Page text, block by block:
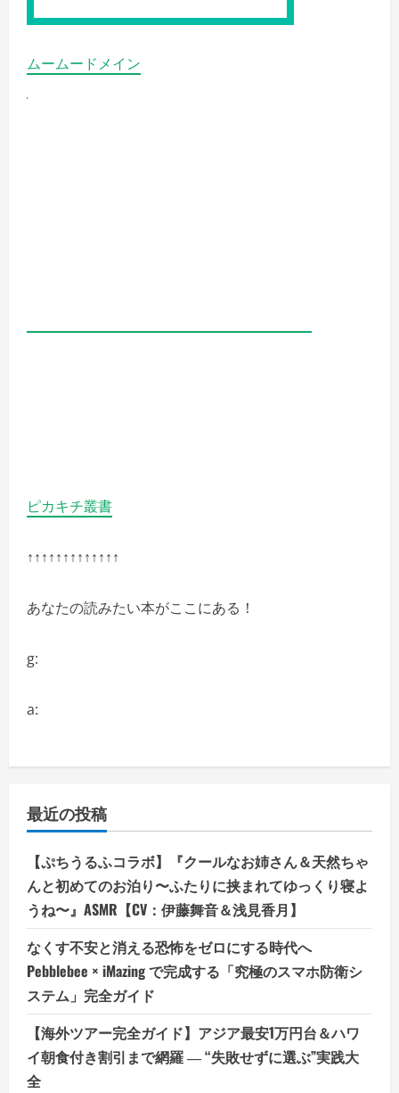
す！
細
を
ムームードメイン
ピカキチ叢書
↑↑↑↑↑↑↑↑↑↑↑↑↑
あなたの読みたい本がここにある！
g:
a:
最近の投稿
【ぷちうるふコラボ】『クールなお姉さん＆天然ちゃ
んと初めてのお泊り〜ふたりに挟まれてゆっくり寝よ
うね〜』ASMR【CV：伊藤舞音＆浅見香月】
なくす不安と消える恐怖をゼロにする時代へ
Pebblebee × iMazing で完成する「究極のスマホ防衛シ
ステム」完全ガイド
【海外ツアー完全ガイド】アジア最安1万円台＆ハワ
イ朝食付き割引まで網羅 ― “失敗せずに選ぶ”実践大
全